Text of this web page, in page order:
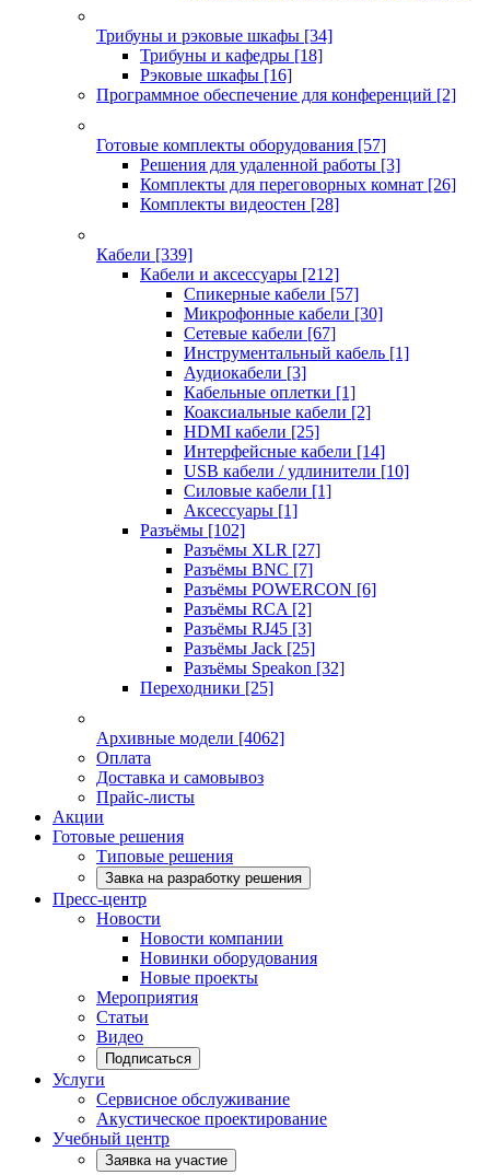
Трибуны и рэковые шкафы [34]
Трибуны и кафедры [18]
Рэковые шкафы [16]
Программное обеспечение для конференций [2]
Готовые комплекты оборудования [57]
Решения для удаленной работы [3]
Комплекты для переговорных комнат [26]
Комплекты видеостен [28]
Кабели [339]
Кабели и аксессуары [212]
Спикерные кабели [57]
Микрофонные кабели [30]
Сетевые кабели [67]
Инструментальный кабель [1]
Аудиокабели [3]
Кабельные оплетки [1]
Коаксиальные кабели [2]
HDMI кабели [25]
Интерфейсные кабели [14]
USB кабели / удлинители [10]
Силовые кабели [1]
Аксессуары [1]
Разъёмы [102]
Разъёмы XLR [27]
Разъёмы BNC [7]
Разъёмы POWERCON [6]
Разъёмы RCA [2]
Разъёмы RJ45 [3]
Разъёмы Jack [25]
Разъёмы Speakon [32]
Переходники [25]
Архивные модели [4062]
Оплата
Доставка и самовывоз
Прайс-листы
Акции
Готовые решения
Типовые решения
Завка на разработку решения
Пресс-центр
Новости
Новости компании
Новинки оборудования
Новые проекты
Мероприятия
Статьи
Видео
Подписаться
Услуги
Сервисное обслуживание
Акустическое проектирование
Учебный центр
Заявка на участие